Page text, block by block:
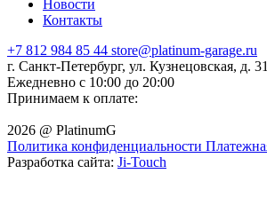
Новости
Контакты
+7 812 984 85 44 store@platinum-garage.ru
г. Санкт-Петербург, ул. Кузнецовская, д. 31
Ежедневно с 10:00 до 20:00
Принимаем к оплате:
2026 @ PlatinumG
Политика конфиденциальности
Разработка сайта: Ji-Touch